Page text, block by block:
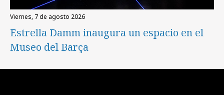
viernes, 7 de agosto 2026
Estrella Damm inaugura un espacio en el
Museo del Barça